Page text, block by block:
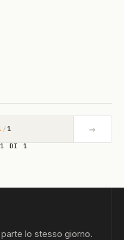
/1 →
DI 1
lo stesso giorno.